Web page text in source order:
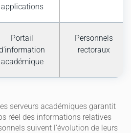
applications
Portail
académique
Personnels
rectoraux
serveurs académiques garantit
réel des informations relatives
suivent l’évolution de leurs